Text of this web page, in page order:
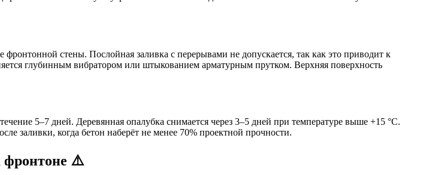
стены. Послойная заливка с перерывами не допускается, так как это приводит к
глубинным вибратором или штыкованием арматурным прутком. Верхняя поверхность
5–7 дней. Деревянная опалубка снимается через 3–5 дней при температуре выше +15 °C.
заливки, когда бетон наберёт не менее 70% проектной прочности.
фронтоне ⚠️